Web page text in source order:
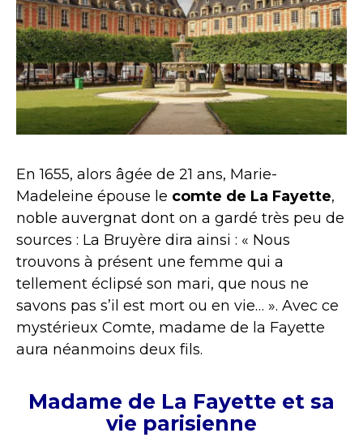
En 1655, alors âgée de 21 ans, Marie-
Madeleine épouse le comte de La Fayette,
noble auvergnat dont on a gardé très peu de
sources : La Bruyère dira ainsi : « Nous
trouvons à présent une femme qui a
tellement éclipsé son mari, que nous ne
savons pas s’il est mort ou en vie… ». Avec ce
mystérieux Comte, madame de la Fayette
aura néanmoins deux fils.
Madame de La Fayette et sa
vie parisienne